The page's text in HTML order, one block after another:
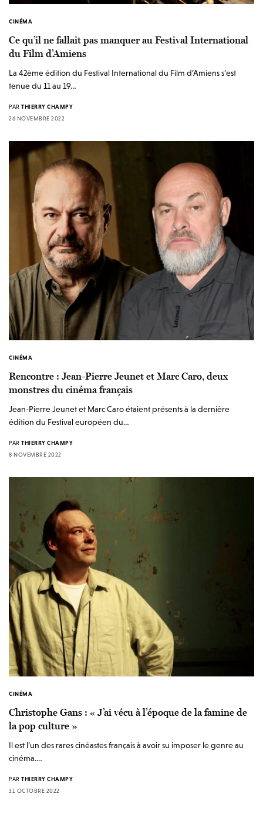
CINÉMA
Ce qu’il ne fallait pas manquer au Festival International
du Film d’Amiens
La 42ème édition du Festival International du Film d’Amiens s’est
tenue du 11 au 19…
PAR THIERRY CHAMPY
26 NOVEMBRE 2022
CINÉMA
Rencontre : Jean-Pierre Jeunet et Marc Caro, deux
monstres du cinéma français
Jean-Pierre Jeunet et Marc Caro étaient présents à la dernière
édition du Festival européen du…
PAR THIERRY CHAMPY
8 NOVEMBRE 2022
CINÉMA
Christophe Gans : « J’ai vécu à l’époque de la famine de
la pop culture »
Il est l’un des rares cinéastes français à avoir su imposer le genre au
cinéma.…
PAR THIERRY CHAMPY
31 OCTOBRE 2022